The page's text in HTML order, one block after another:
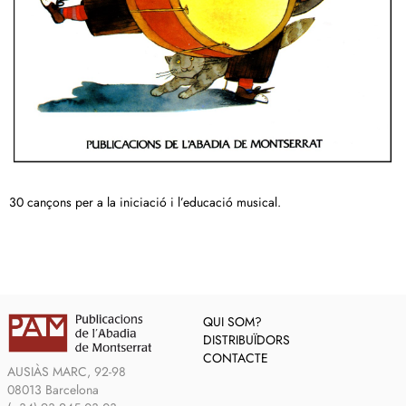
30 cançons per a la iniciació i l’educació musical.
AUSIÀS MARC, 92-98
08013 Barcelona
QUI SOM?
DISTRIBUÏDORS
CONTACTE